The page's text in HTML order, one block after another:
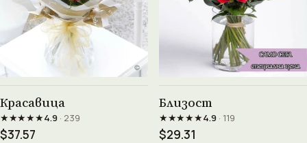
Красавица
★★★★★4.9· 239
$37.57
Близост
★★★★★4.9· 119
$29.31